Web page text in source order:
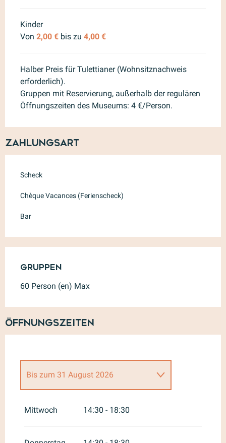
Kinder
Von 2,00 € bis zu 4,00 €
Halber Preis für Tulettianer (Wohnsitznachweis
erforderlich).
Gruppen mit Reservierung, außerhalb der regulären
Öffnungszeiten des Museums: 4 €/Person.
Zahlungsart
Scheck
Chèque Vacances (Ferienscheck)
Bar
Gruppen
Gruppen
60 Person (en) Max
Öffnungszeiten
Juni 2026
Bis zum 31 August 2026
Mittwoch 14:30 - 18:30